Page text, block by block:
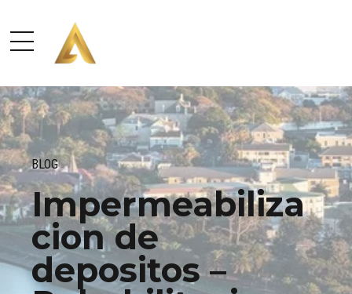
BLOG
Impermeabiliza
cion de
depositos –